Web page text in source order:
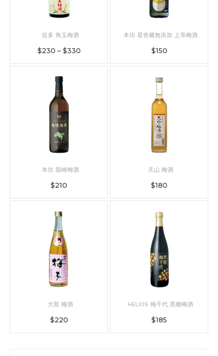
佐多 角玉梅酒
$230 – $330
本坊 星舍藏無添加 上等梅酒
$150
本坊 龍峽梅酒
$210
天山 梅酒
$180
大那 梅酒
$220
HELIOS 梅千代 黑糖梅酒
$185